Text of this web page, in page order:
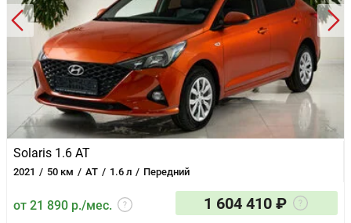
Складной столик на спинках передних сидений
Аудиосистема
Мультимедиа система с ЖК-экраном
Беспроводная зарядка для смартфона
Диски 18
Декоративные молдинги
Иммобилайзер
Центральный замок
Датчик давления в шинах
Система стабилизации (ESP)
Подушка безопасности водителя
Подушка безопасности пассажира
Антиблокировочная система (ABS)
Solaris 1.6 AT
2021 50 км AT 1.6 л Передний
от 21 890 р./мес. 1 604 410 ₽